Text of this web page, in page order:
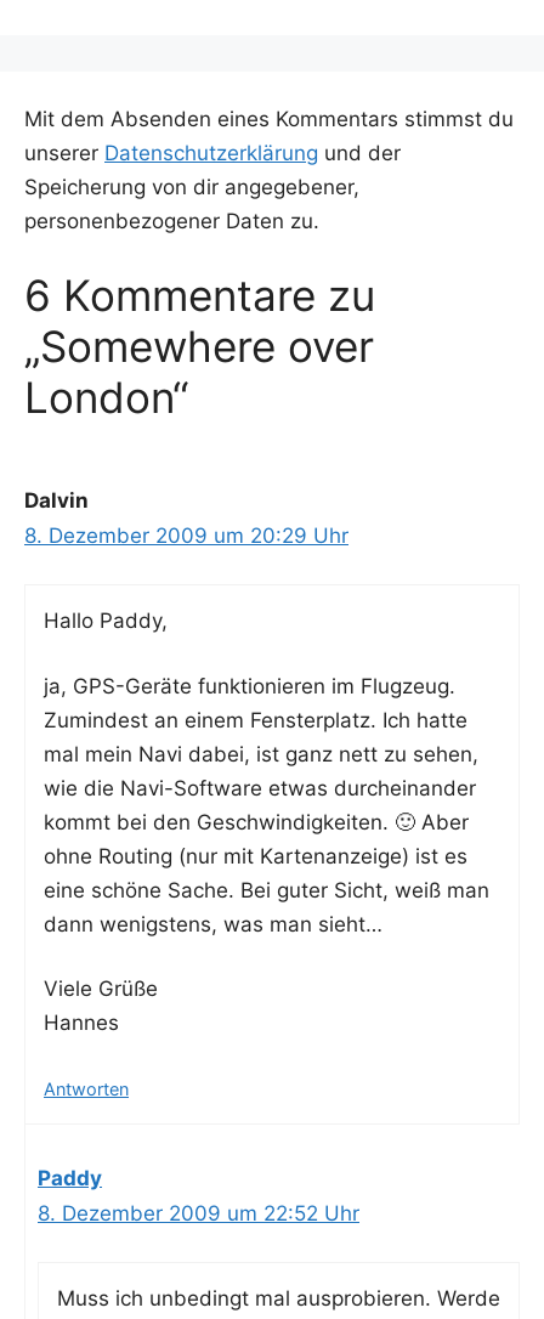
Mit dem Absenden eines Kommentars stimmst du
unserer Datenschutzerklärung und der
Speicherung von dir angegebener,
personenbezogener Daten zu.
6 Kommentare zu
„Somewhere over
London“
Dalvin
8. Dezember 2009 um 20:29 Uhr
Hal­lo Paddy,
ja, GPS-Gerä­te funk­tio­nie­ren im Flug­zeug.
Zumin­dest an einem Fens­ter­platz. Ich hat­te
mal mein Navi dabei, ist ganz nett zu sehen,
wie die Navi-Soft­ware etwas durch­ein­an­der
kommt bei den Geschwin­dig­kei­ten. 🙂 Aber
ohne Rou­ting (nur mit Kar­ten­an­zei­ge) ist es
eine schö­ne Sache. Bei guter Sicht, weiß man
dann wenigs­tens, was man sieht…
Vie­le Grüße
Hannes
Antworten
Paddy
8. Dezember 2009 um 22:52 Uhr
Muss ich unbe­dingt mal aus­pro­bie­ren. Wer­de